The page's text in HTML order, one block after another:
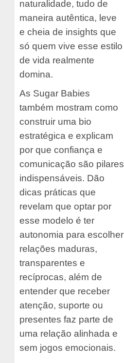
naturalidade, tudo de
maneira autêntica, leve
e cheia de insights que
só quem vive esse estilo
de vida realmente
domina.
As Sugar Babies
também mostram como
construir uma bio
estratégica e explicam
por que confiança e
comunicação são pilares
indispensáveis. Dão
dicas práticas que
revelam que optar por
esse modelo é ter
autonomia para escolher
relações maduras,
transparentes e
recíprocas, além de
entender que receber
atenção, suporte ou
presentes faz parte de
uma relação alinhada e
sem jogos emocionais.